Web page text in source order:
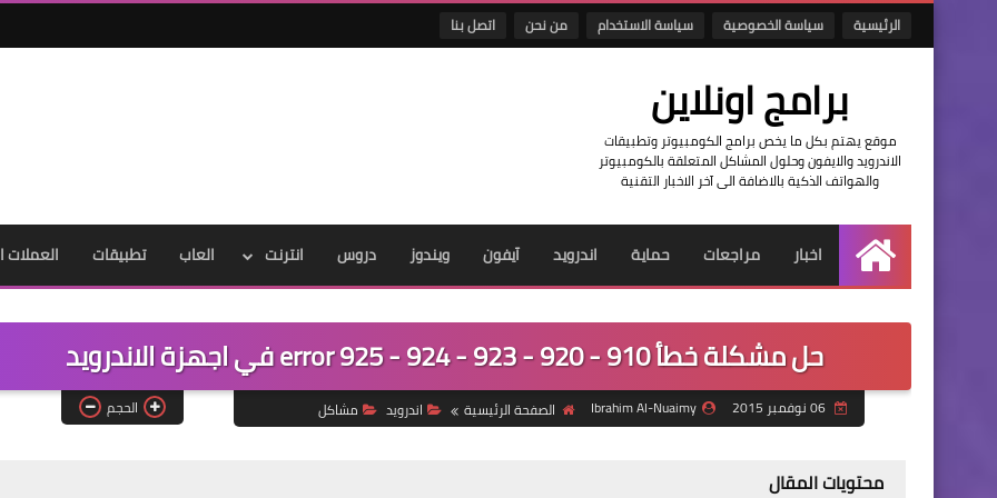
الرئيسية سياسة الخصوصية سياسة الاستخدام من نحن اتصل بنا
برامج اونلاين
موقع يهتم بكل ما يخص برامج الكومبيوتر وتطبيقات
الاندرويد والايفون وحلول المشاكل المتعلقة بالكومبيوتر
والهواتف الذكية بالاضافة الى آخر الاخبار التقنية
الرئيسية
اخبار مراجعات حماية اندرويد آيفون ويندوز دروس انترنت العاب تطبيقات العملات
حل مشكلة خطأ 910 - 920 - 923 - 924 - 925 error في اجهزة الاندرويد
Ibrahim Al-Nuaimy الصفحة الرئيسية اندرويد مشاكل الحجم
محتويات المقال